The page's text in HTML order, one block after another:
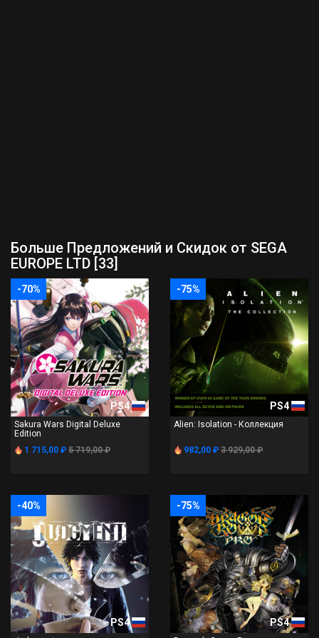
Больше Предложений и Скидок от SEGA
EUROPE LTD [33]
-70%
PS4
Sakura Wars Digital Deluxe
Edition
1 715,00 ₽ 5 719,00 ₽
-75%
PS4
Alien: Isolation - Коллекция
982,00 ₽ 3 929,00 ₽
-40%
PS4
-75%
PS4